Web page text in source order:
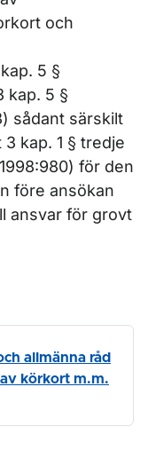
och
5 §
kap. 5 §
sådant särskilt
kap. 1 § tredje
för den
före ansökan
ansvar för grovt
allmänna råd
körkort m.m.